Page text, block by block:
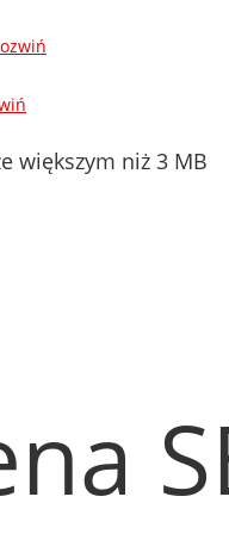
większym niż 3 MB